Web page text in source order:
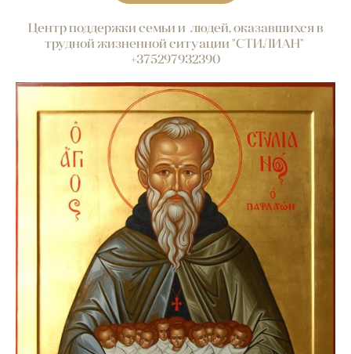
Центр поддержки семьи и людей, оказавшихся в
трудной жизненной ситуации "СТИЛИАН"
+375297932390